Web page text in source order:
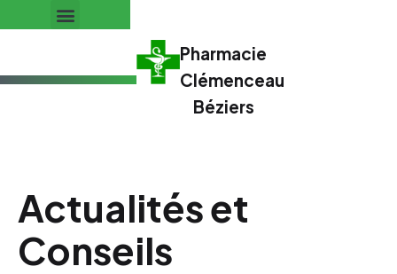
Pharmacie
Clémenceau
Béziers
Actualités et
Conseils